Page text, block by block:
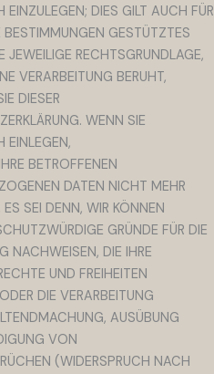
EINZULEGEN; DIES GILT AUCH FÜR
BESTIMMUNGEN GESTÜTZTES
JEWEILIGE RECHTSGRUNDLAGE,
VERARBEITUNG BERUHT,
DIESER
WENN SIE
EINLEGEN,
BETROFFENEN
DATEN NICHT MEHR
ES SEI DENN, WIR KÖNNEN
GRÜNDE FÜR DIE
NACHWEISEN, DIE IHRE
UND FREIHEITEN
DIE VERARBEITUNG
AUSÜBUNG
VON
(WIDERSPRUCH NACH